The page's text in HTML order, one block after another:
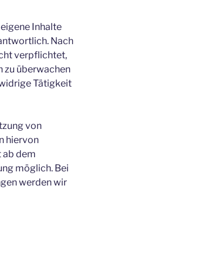
Inhalte
Nach
verpflichtet,
zu überwachen
Tätigkeit
von
hiervon
ab dem
möglich. Bei
werden wir